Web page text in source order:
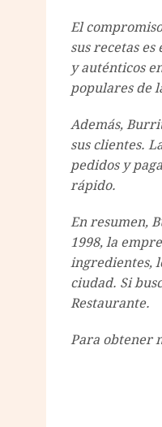
El
sus recetas
y auténticos
populares de
Además,
sus clientes.
pedidos y
rápido.
En resumen,
1998, la
ingredientes,
ciudad. Si
Restaurante.
Para obtener